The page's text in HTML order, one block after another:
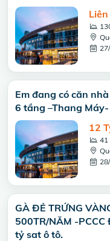
Em đang có căn
6 tầng –Thang
12
41
GÀ ĐẺ TRỨNG
500TR/NĂM -
tỷ sat ô tô.